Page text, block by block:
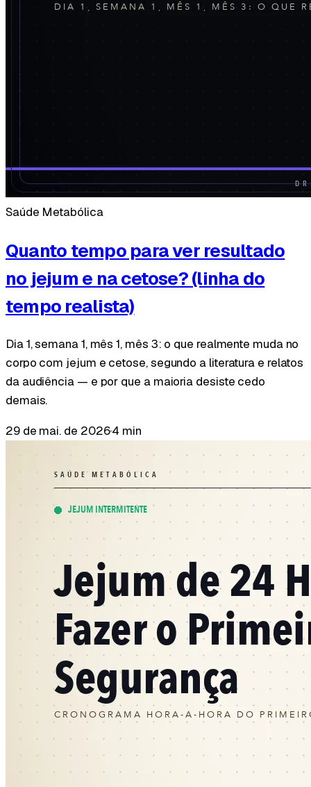
Saúde Metabólica
Quanto tempo para ver resultado
no jejum e na cetose? (linha do
tempo realista)
Dia 1, semana 1, mês 1, mês 3: o que realmente muda no
corpo com jejum e cetose, segundo a literatura e relatos
da audiência — e por que a maioria desiste cedo
demais.
29 de mai. de 2026·4 min